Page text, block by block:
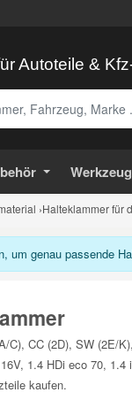
Autoteile &
›Halteklammer für
um genau passende
C), CC (2D), SW (2E/
1.4 HDi eco 70,
kaufen.